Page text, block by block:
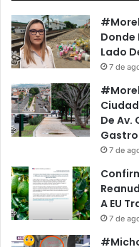
Donde
Lado
7 de
De Av.
7 de
A EU
7 de